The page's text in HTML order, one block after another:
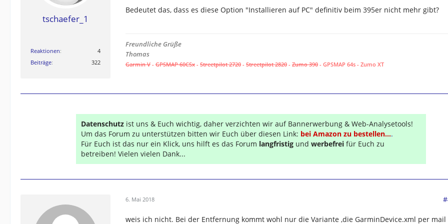
tschaefer_1
Reaktionen
4
Beiträge
322
Bedeutet das, dass es diese Option "Installieren auf PC" definitiv beim 395er nicht mehr gibt?
Freundliche Grüße
Thomas
Garmin V - GPSMAP 60CSx - Streetpilot 2720 - Streetpilot 2820 - Zumo 390 - GPSMAP 64s - Zumo XT
Datenschutz ist uns & Euch wichtig, daher verzichten wir auf Bannerwerbung & Web-Analysetools!
Um das Forum zu unterstützen bitten wir Euch über diesen Link: bei Amazon zu bestellen....
Für Euch ist das nur ein Klick, uns hilft es das Forum langfristig und werbefrei für Euch zu
betreiben! Vielen vielen Dank...
6. Mai 2018
weis ich nicht. Bei der Entfernung kommt wohl nur die Variante ,die GarminDevice.xml per mail